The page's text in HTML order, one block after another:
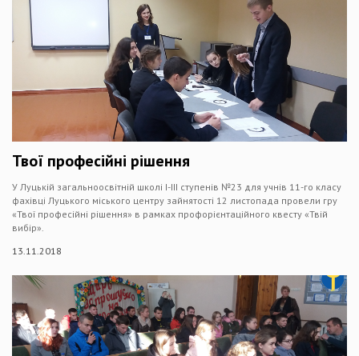
Твої професійні рішення
У Луцькій загальноосвітній школі I-III ступенів №23 для учнів 11-го класу
фахівці Луцького міського центру зайнятості 12 листопада провели гру
«Твої професійні рішення» в рамках профорієнтаційного квесту «Твій
вибір».
13.11.2018